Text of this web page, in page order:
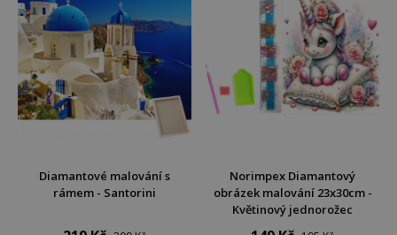
Diamantové malování s
rámem - Santorini
Norimpex Diamantový
obrázek malování 23x30cm -
Květinový jednorožec